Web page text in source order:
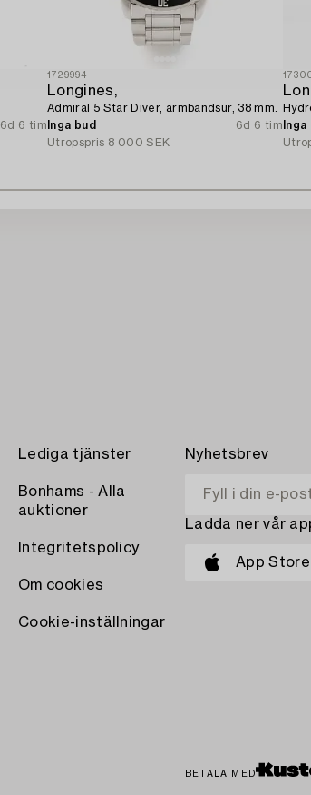
6d 6 tim
1729994
Longines,
Admiral 5 Star Diver, armbandsur, 38 mm.
Inga bud
6d 6 tim
Utropspris 8 000 SEK
Inga
Lediga tjänster
Bonhams - Alla
auktioner
Integritetspolicy
Om cookies
Cookie-inställningar
Nyhetsbrev
Ladda ner vår
App Store
BETALA MED